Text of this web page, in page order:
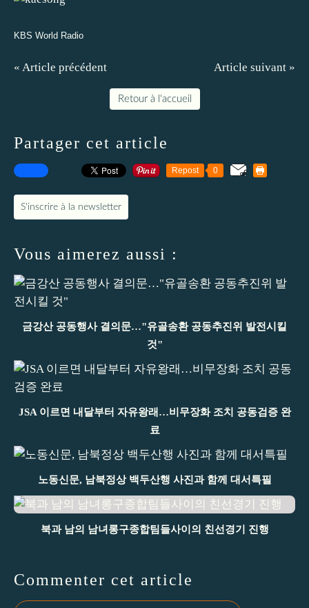
KBS World Radio
« Article précédent Article suivant »
Retour à l'accueil
Partager cet article
Repost 0
S'inscrire à la newsletter
Vous aimerez aussi :
금강산 공동행사 결의문…"유골송환 공동추진위 발전시킬
것"
JSA 이르면 내달부터 자유왕래…비무장화 조치 공동검증 완
료
노동신문, 남북정상 백두산행 사진과 함께 대서특필
북과 남의 남녀롱구종합팀들사이의 친선경기 진행
Commenter cet article